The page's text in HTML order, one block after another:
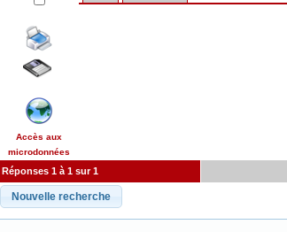
Accès aux
microdonnées
Réponses 1 à 1 sur 1